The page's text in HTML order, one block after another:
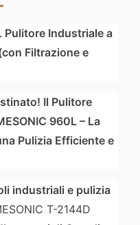
Pulitore Industriale a
Filtrazione e
Il Pulitore
960L – La
Pulizia Efficiente e
industriali e pulizia
T-2144D